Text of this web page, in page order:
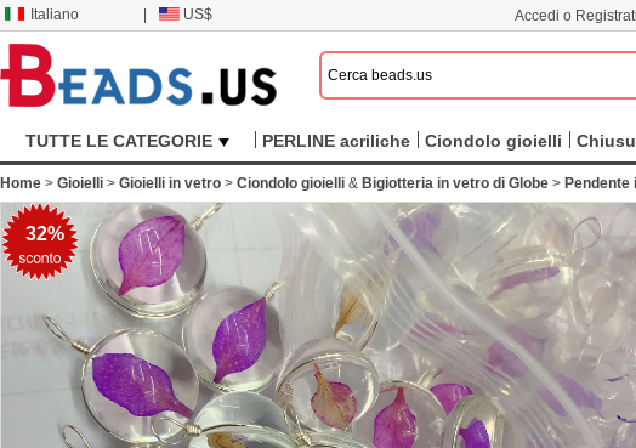
Italiano US$ Accedi o Registrati
TUTTE LE CATEGORIE PERLINE acriliche Ciondolo gioielli
Home > Gioielli > Gioielli in vetro > Ciondolo gioielli & Bigiotteria in vetro di Globe > Pendente
32%